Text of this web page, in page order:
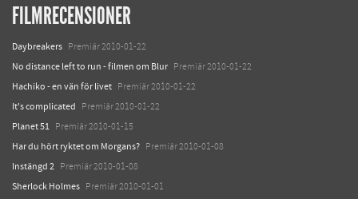
FILMRECENSIONER
Daybreakers Premiär 2010-01-22
No distance left to run - filmen om Blur Premiär 2010-01-22
Hachiko - en vän för livet Premiär 2010-01-22
It's complicated Premiär 2010-01-22
Planet 51 Premiär 2010-01-15
Har du hört ryktet om Morgans? Premiär 2010-01-08
Instängd 2 Premiär 2010-01-08
Sherlock Holmes Premiär 2010-01-01